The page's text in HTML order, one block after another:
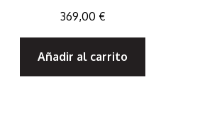
369,00 €
Añadir al carrito